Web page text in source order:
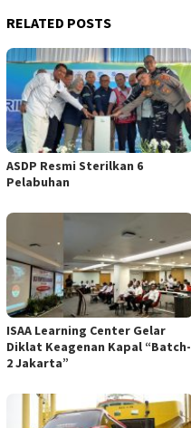
RELATED POSTS
ASDP Resmi Sterilkan 6
Pelabuhan
ISAA Learning Center Gelar
Diklat Keagenan Kapal “Batch-
2 Jakarta”